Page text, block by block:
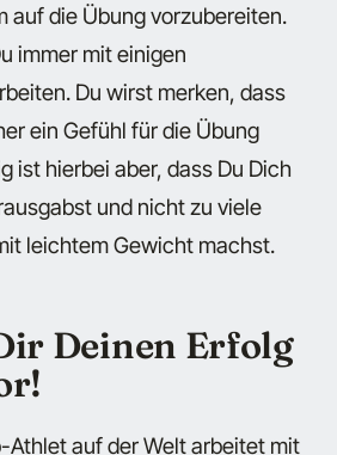
auf die Übung vorzubereiten.
immer mit einigen
Du wirst merken, dass
ein Gefühl für die Übung
ist hierbei aber, dass Du Dich
und nicht zu viele
leichtem Gewicht machst.
Deinen Erfolg
Athlet auf der Welt arbeitet mit